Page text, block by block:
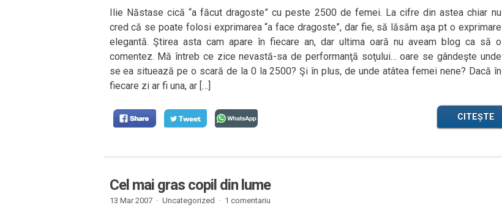
Ilie Năstase cică “a făcut dragoste” cu peste 2500 de femei. La cifre din astea chiar nu
cred că se poate folosi exprimarea “a face dragoste”, dar fie, să lăsăm aşa pt o exprimare
elegantă. Ştirea asta cam apare în fiecare an, dar ultima oară nu aveam blog ca să o
comentez. Mă întreb ce zice nevastă-sa de performanţă soţului… oare se gândeşte unde
se ea situează pe o scară de la 0 la 2500? Şi în plus, de unde atâtea femei nene? Dacă în
fiecare zi ar fi una, ar […]
CITEȘTE
Cel mai gras copil din lume
13 Mar 2007 · Uncategorized · 1 comentariu